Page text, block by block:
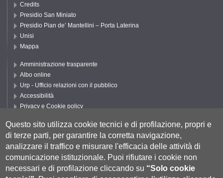
Credits
Presidio San Miniato
Presidio Pian de’ Mantellini – Porta Laterina
Unisi
Mappa
Amministrazione trasparente
Albo online
Urp - Ufficio relazioni con il pubblico
Accessibilità
Privacy e Cookie policy
Segui UNISI
Questo sito utilizza cookie tecnici e di profilazione, propri e
di terze parti, per garantire la corretta navigazione,
analizzare il traffico e misurare l'efficacia delle attività di
comunicazione istituzionale. Puoi rifiutare i cookie non
necessari e di profilazione cliccando su “Solo cookie